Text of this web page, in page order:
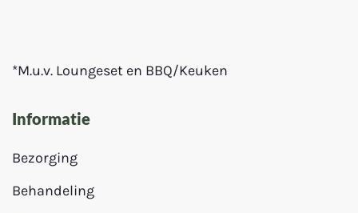
*M.u.v. Loungeset en BBQ/Keuken
Informatie
Bezorging
Behandeling